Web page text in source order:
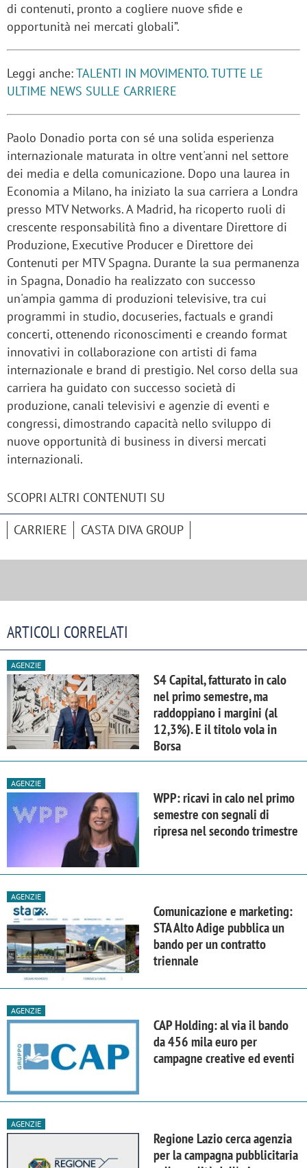
di contenuti, pronto a cogliere nuove sfide e
opportunità nei mercati globali”.
Leggi anche:TALENTI IN MOVIMENTO. TUTTE LE
ULTIME NEWS SULLE CARRIERE
Paolo Donadio porta con sé una solida esperienza
internazionale maturata in oltre vent'anni nel settore
dei media e della comunicazione. Dopo una laurea in
Economia a Milano, ha iniziato la sua carriera a Londra
presso MTV Networks. A Madrid, ha ricoperto ruoli di
crescente responsabilità fino a diventare Direttore di
Produzione, Executive Producer e Direttore dei
Contenuti per MTV Spagna. Durante la sua permanenza
in Spagna, Donadio ha realizzato con successo
un'ampia gamma di produzioni televisive, tra cui
programmi in studio, docuseries, factuals e grandi
concerti, ottenendo riconoscimenti e creando format
innovativi in collaborazione con artisti di fama
internazionale e brand di prestigio. Nel corso della sua
carriera ha guidato con successo società di
produzione, canali televisivi e agenzie di eventi e
congressi, dimostrando capacità nello sviluppo di
nuove opportunità di business in diversi mercati
internazionali.
SCOPRI ALTRI CONTENUTI SU
CARRIERE CASTA DIVA GROUP
ARTICOLI CORRELATI
AGENZIE
S4 Capital, fatturato in calo
nel primo semestre, ma
raddoppiano i margini (al
12,3%). E il titolo vola in
Borsa
AGENZIE
WPP: ricavi in calo nel primo
semestre con segnali di
ripresa nel secondo trimestre
AGENZIE
Comunicazione e marketing:
STA Alto Adige pubblica un
bando per un contratto
triennale
AGENZIE
CAP Holding: al via il bando
da 456 mila euro per
campagne creative ed eventi
AGENZIE
Regione Lazio cerca agenzia
per la campagna pubblicitaria